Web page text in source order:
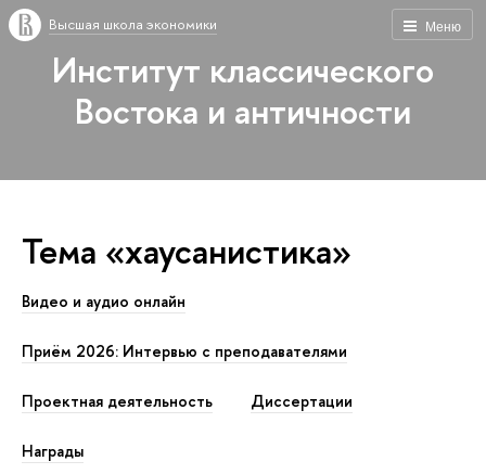
Меню
Высшая школа экономики
Институт классического
Востока и античности
Тема «хаусанистика»
Видео и аудио онлайн
Приём 2026: Интервью с преподавателями
Проектная деятельность Диссертации
Награды